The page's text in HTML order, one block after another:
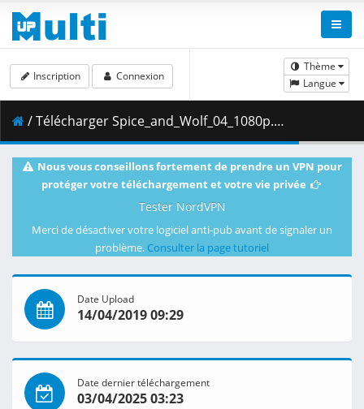
Thème
Langue
Inscription Connexion
/ Télécharger Spice_and_Wolf_04_1080p.mkv.002 ( 343.56 MB )
Nous vous conseillons fortement de prendre un VPN pour
protéger votre téléchargement et votre vie privée
Tester NordVPN
Merci de désactiver votre logiciel anti-pub avant de signaler un
problème. Consulter la page tutoriel
Date Upload
14/04/2019 09:29
Date dernier téléchargement
03/04/2025 03:23